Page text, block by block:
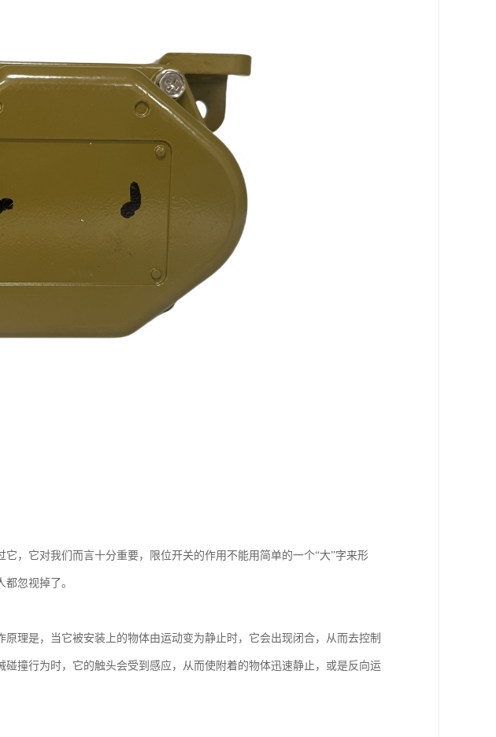
，它对我们而言十分重要，限位开关的作用不能用简单的一个“大”字来形
忽视掉了。
理是，当它被安装上的物体由运动变为静止时，它会出现闭合，从而去控制
撞行为时，它的触头会受到感应，从而使附着的物体迅速静止，或是反向运